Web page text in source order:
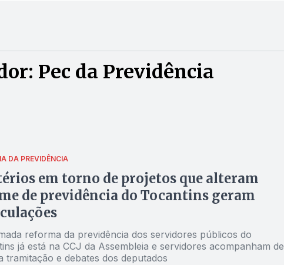
Pec da Previdência
DA PREVIDÊNCIA
em torno de projetos que alteram
de previdência do Tocantins geram
reforma da previdência dos servidores públicos do
já está na CCJ da Assembleia e servidores acompanham de
tramitação e debates dos deputados